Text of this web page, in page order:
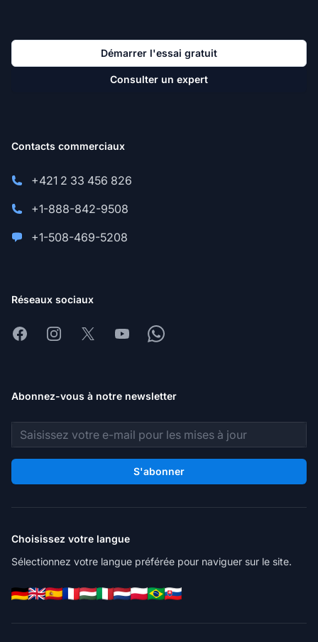
Démarrer l'essai gratuit
Consulter un expert
Contacts commerciaux
+421 2 33 456 826
+1-888-842-9508
+1-508-469-5208
Réseaux sociaux
FacebookInstagram
X YoutubeWhatsapp
Abonnez-vous à notre newsletter
Adresse e-mail
S'abonner
Choisissez votre langue
Sélectionnez votre langue préférée pour naviguer sur le site.